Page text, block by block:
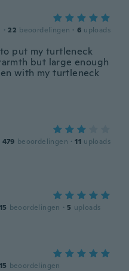
· 22 beoordelingen · 6 uploads
put my turtleneck
but large enough
with my turtleneck
479 beoordelingen · 11 uploads
15 beoordelingen · 5 uploads
15 beoordelingen